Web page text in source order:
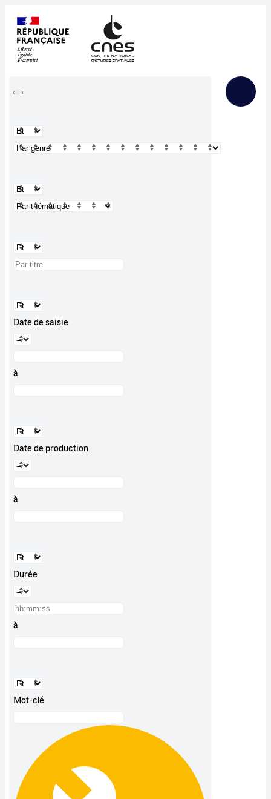
Date de saisie
à
Date de production
à
Durée
à
Mot-clé